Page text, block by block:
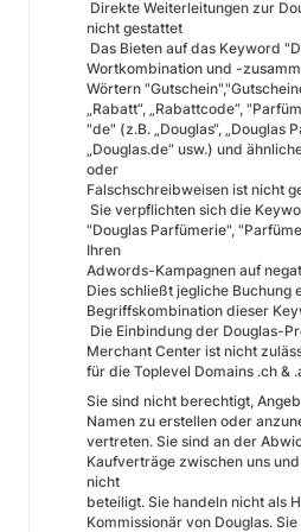
Direkte Weiterleitungen zur
nicht gestattet
Das Bieten auf das Keyword
Wortkombination und -
Wörtern
„Rabatt“, „Rabattcode“,
"de" (z.B. „Douglas“, „Douglas
„Douglas.de“ usw.) und
oder
Falschschreibweisen ist nicht
Sie verpflichten sich die
"Douglas Parfümerie",
Ihren
Adwords-Kampagnen auf
Dies schließt jegliche Buchung
Begriffskombination dieser
Die Einbindung der Douglas-
Merchant Center ist nicht
für die Toplevel Domains .ch &
Sie sind nicht berechtigt,
Namen zu erstellen oder
vertreten. Sie sind an der
Kaufverträge zwischen uns
nicht
beteiligt. Sie handeln nicht als
Kommissionär von Douglas.